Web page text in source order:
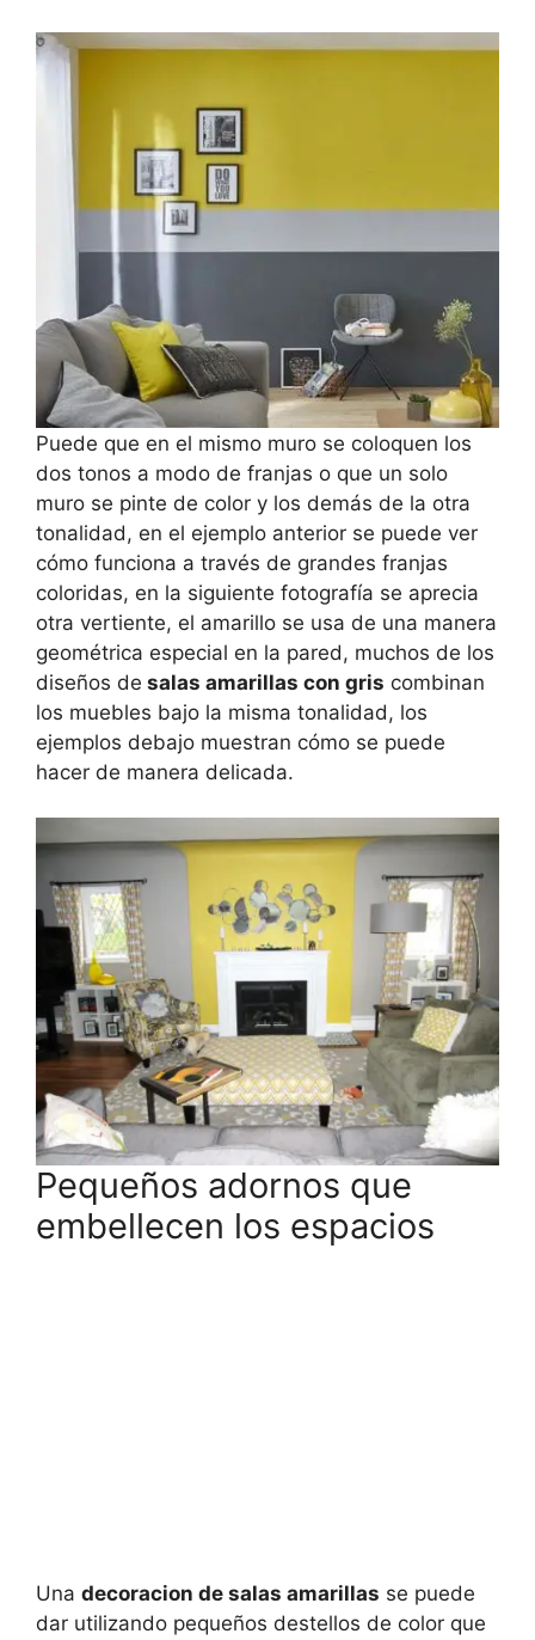
Puede que en el mismo muro se coloquen los
dos tonos a modo de franjas o que un solo
muro se pinte de color y los demás de la otra
tonalidad, en el ejemplo anterior se puede ver
cómo funciona a través de grandes franjas
coloridas, en la siguiente fotografía se aprecia
otra vertiente, el amarillo se usa de una manera
geométrica especial en la pared, muchos de los
diseños de salas amarillas con gris combinan
los muebles bajo la misma tonalidad, los
ejemplos debajo muestran cómo se puede
hacer de manera delicada.
Pequeños adornos que
embellecen los espacios
Una decoracion de salas amarillas se puede
dar utilizando pequeños destellos de color que